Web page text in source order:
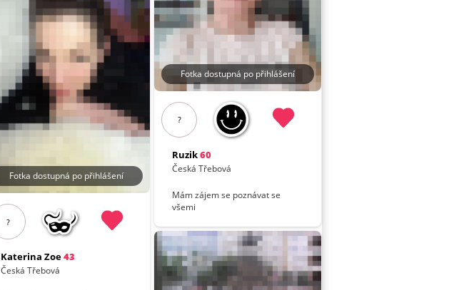
Fotka dostupná po přihlášení
?
Katerina Zoe43
Česká Třebová
Fotka dostupná po přihlášení
?
Ruzik60
Česká Třebová
Mám zájem se poznávat se
všemi